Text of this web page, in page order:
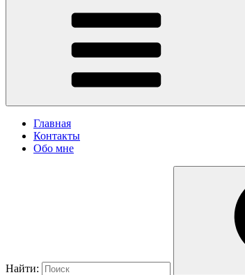
Главная
Контакты
Обо мне
Найти: